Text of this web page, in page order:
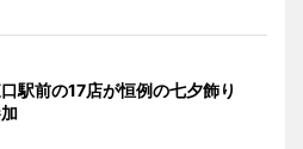
駅前の17店が恒例の七夕飾り